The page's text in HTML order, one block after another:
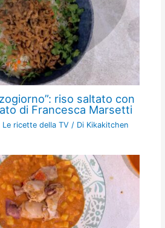
riso saltato con
di Francesca Marsetti
Le ricette della TV / Di Kikakitchen